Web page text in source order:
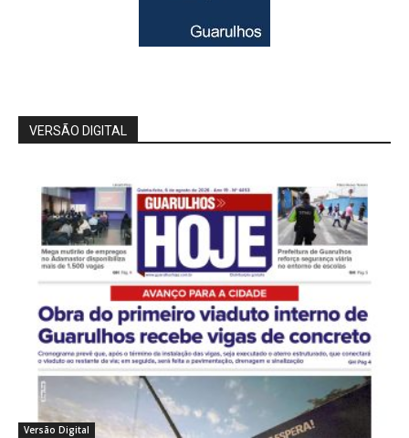
VERSÃO DIGITAL
Versão Digital